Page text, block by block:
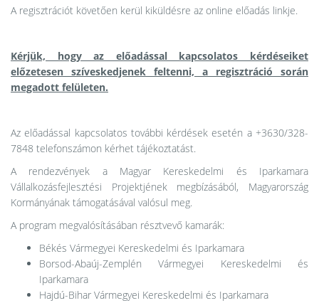
A regisztrációt követően kerül kiküldésre az online előadás linkje.
Kérjük, hogy az előadással kapcsolatos kérdéseiket
előzetesen szíveskedjenek feltenni, a regisztráció során
megadott felületen.
Az előadással kapcsolatos további kérdések esetén a +3630/328-
7848 telefonszámon kérhet tájékoztatást.
A rendezvények a Magyar Kereskedelmi és Iparkamara
Vállalkozásfejlesztési Projektjének megbízásából, Magyarország
Kormányának támogatásával valósul meg.
A program megvalósításában résztvevő kamarák:
Békés Vármegyei Kereskedelmi és Iparkamara
Borsod-Abaúj-Zemplén Vármegyei Kereskedelmi és
Iparkamara
Hajdú-Bihar Vármegyei Kereskedelmi és Iparkamara